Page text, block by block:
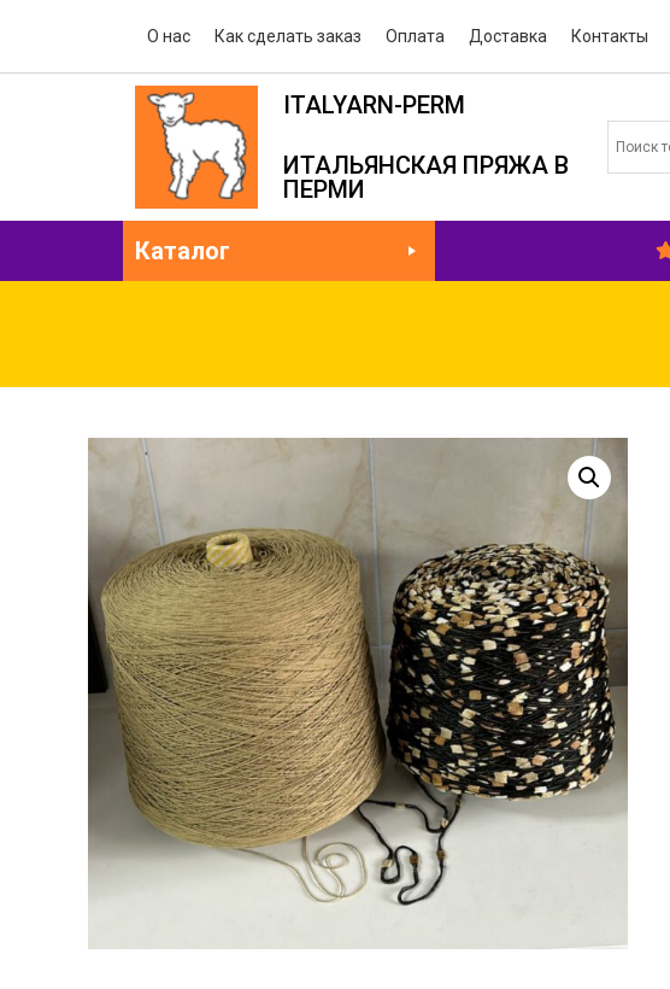
О нас Как сделать заказ Оплата Доставка Контакты
ITALYARN-PERM
ИТАЛЬЯНСКАЯ ПРЯЖА В
ПЕРМИ
Каталог